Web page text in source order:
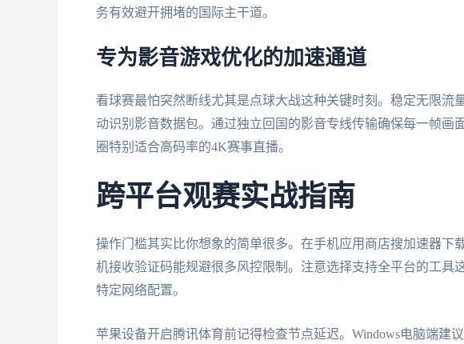
务有效避开拥堵的国际主干道。
专为影音游戏优化的加速通道
看球赛最怕突然断线尤其是点球大战这种关键时刻。稳定无限流
动识别影音数据包。通过独立回国的影音专线传输确保每一帧画
圈特别适合高码率的4K赛事直播。
跨平台观赛实战指南
操作门槛其实比你想象的简单很多。在手机应用商店搜加速器下
机接收验证码能规避很多风控限制。注意选择支持全平台的工具
特定网络配置。
苹果设备开启腾讯体育前记得检查节点延迟。Windows电脑端建